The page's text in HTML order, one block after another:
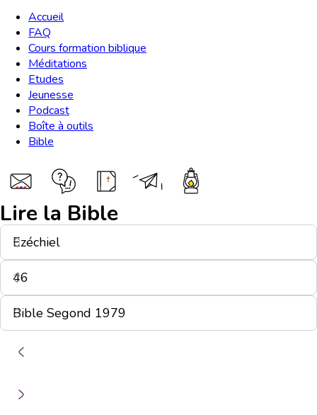
Accueil
FAQ
Cours formation biblique
Méditations
Etudes
Jeunesse
Podcast
Boîte à outils
Bible
Lire la Bible